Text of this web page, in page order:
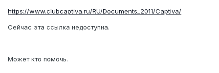
https://www.clubcaptiva.ru/RU/Documents_2011/Captiva/
Сейчас эта ссылка недоступна.
Может кто помочь.